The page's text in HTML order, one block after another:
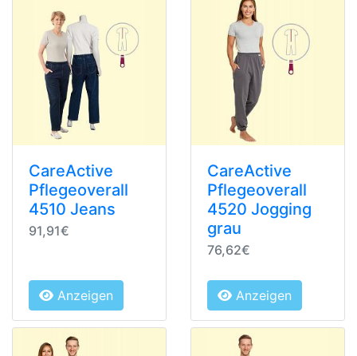
CareActive
Pflegeoverall
4510 Jeans
91,91€
Anzeigen
CareActive
Pflegeoverall
4520 Jogging
grau
76,62€
Anzeigen